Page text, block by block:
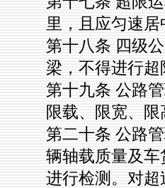
里，且应匀速
第十八条 四级
梁，不得进行超
第十九条 公路
限载、限宽、
第二十条 公路
辆轴载质量及
进行检测。对